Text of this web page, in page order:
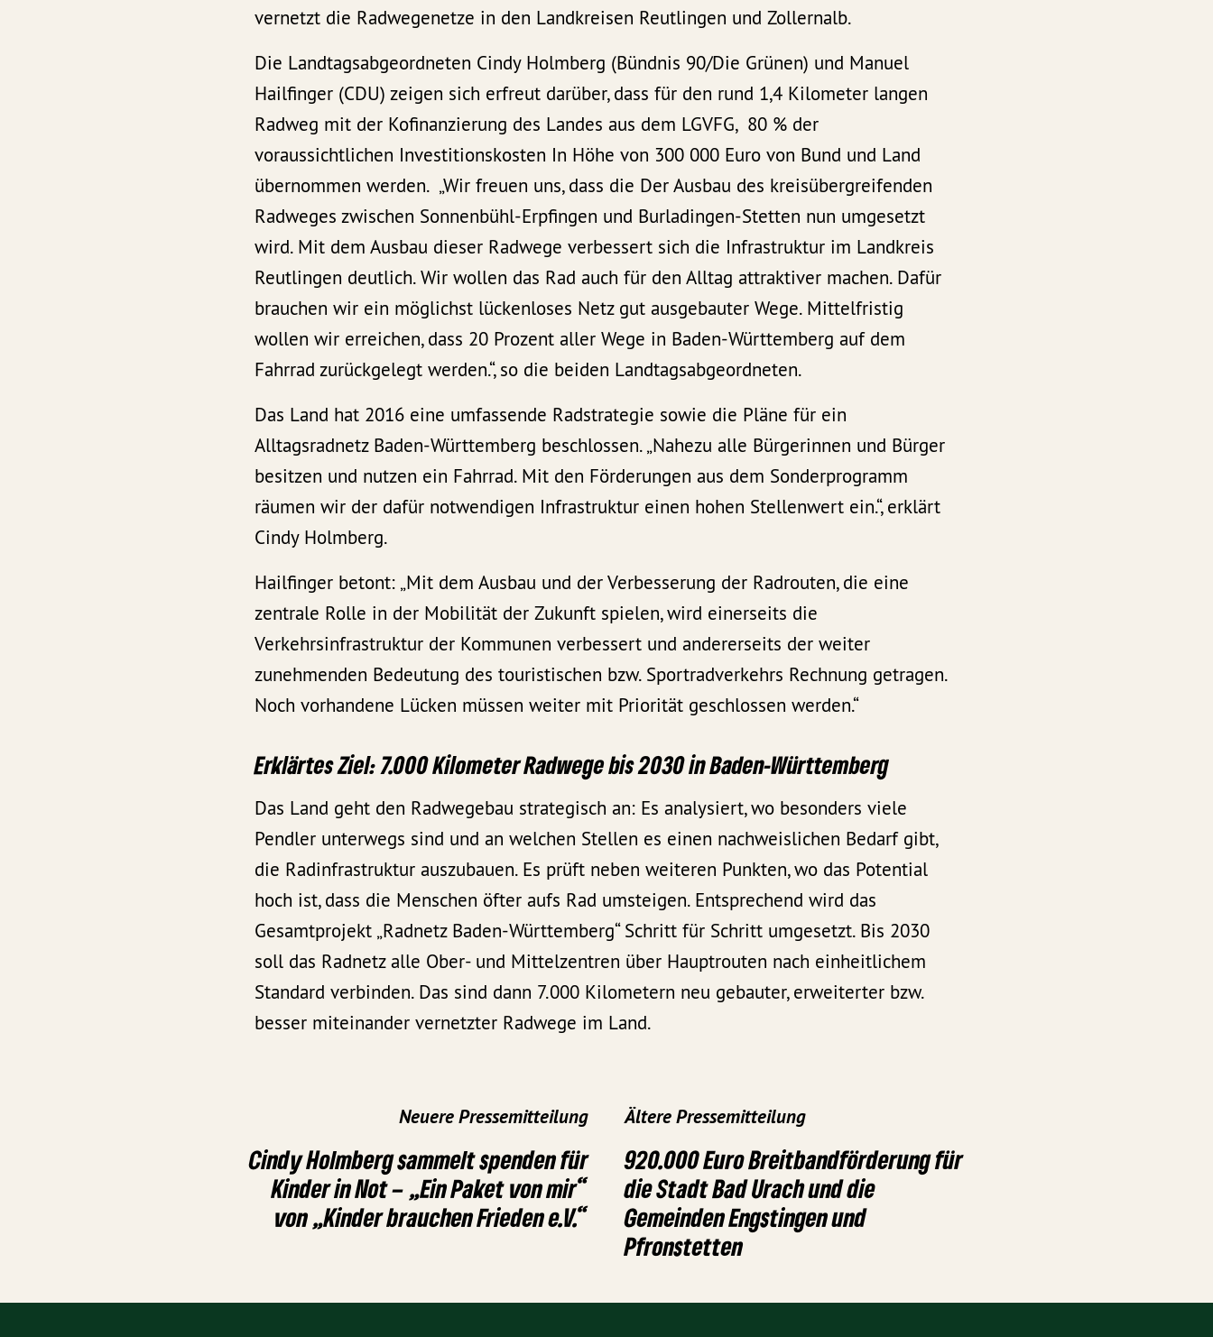
vernetzt die Radwegenetze in den Landkreisen Reutlingen und Zollernalb.
Die Landtagsabgeordneten Cindy Holmberg (Bündnis 90/Die Grünen) und Manuel
Hailfinger (CDU) zeigen sich erfreut darüber, dass für den rund 1,4 Kilometer langen
Radweg mit der Kofinanzierung des Landes aus dem LGVFG, 80 % der
voraussichtlichen Investitionskosten In Höhe von 300 000 Euro von Bund und Land
übernommen werden. „Wir freuen uns, dass die Der Ausbau des kreisübergreifenden
Radweges zwischen Sonnenbühl-Erpfingen und Burladingen-Stetten nun umgesetzt
wird. Mit dem Ausbau dieser Radwege verbessert sich die Infrastruktur im Landkreis
Reutlingen deutlich. Wir wollen das Rad auch für den Alltag attraktiver machen. Dafür
brauchen wir ein möglichst lückenloses Netz gut ausgebauter Wege. Mittelfristig
wollen wir erreichen, dass 20 Prozent aller Wege in Baden-Württemberg auf dem
Fahrrad zurückgelegt werden.“, so die beiden Landtagsabgeordneten.
Das Land hat 2016 eine umfassende Radstrategie sowie die Pläne für ein
Alltagsradnetz Baden-Württemberg beschlossen. „Nahezu alle Bürgerinnen und Bürger
besitzen und nutzen ein Fahrrad. Mit den Förderungen aus dem Sonderprogramm
räumen wir der dafür notwendigen Infrastruktur einen hohen Stellenwert ein.“, erklärt
Cindy Holmberg.
Hailfinger betont: „Mit dem Ausbau und der Verbesserung der Radrouten, die eine
zentrale Rolle in der Mobilität der Zukunft spielen, wird einerseits die
Verkehrsinfrastruktur der Kommunen verbessert und andererseits der weiter
zunehmenden Bedeutung des touristischen bzw. Sportradverkehrs Rechnung getragen.
Noch vorhandene Lücken müssen weiter mit Priorität geschlossen werden.“
Erklärtes Ziel: 7.000 Kilometer Radwege bis 2030 in Baden-Württemberg
Das Land geht den Radwegebau strategisch an: Es analysiert, wo besonders viele
Pendler unterwegs sind und an welchen Stellen es einen nachweislichen Bedarf gibt,
die Radinfrastruktur auszubauen. Es prüft neben weiteren Punkten, wo das Potential
hoch ist, dass die Menschen öfter aufs Rad umsteigen. Entsprechend wird das
Gesamtprojekt „Radnetz Baden-Württemberg“ Schritt für Schritt umgesetzt. Bis 2030
soll das Radnetz alle Ober- und Mittelzentren über Hauptrouten nach einheitlichem
Standard verbinden. Das sind dann 7.000 Kilometern neu gebauter, erweiterter bzw.
besser miteinander vernetzter Radwege im Land.
Neuere Pressemitteilung
Cindy Holmberg sammelt spenden für
Kinder in Not – „Ein Paket von mir“
von „Kinder brauchen Frieden e.V.“
Ältere Pressemitteilung
920.000 Euro Breitbandförderung für
die Stadt Bad Urach und die
Gemeinden Engstingen und
Pfronstetten